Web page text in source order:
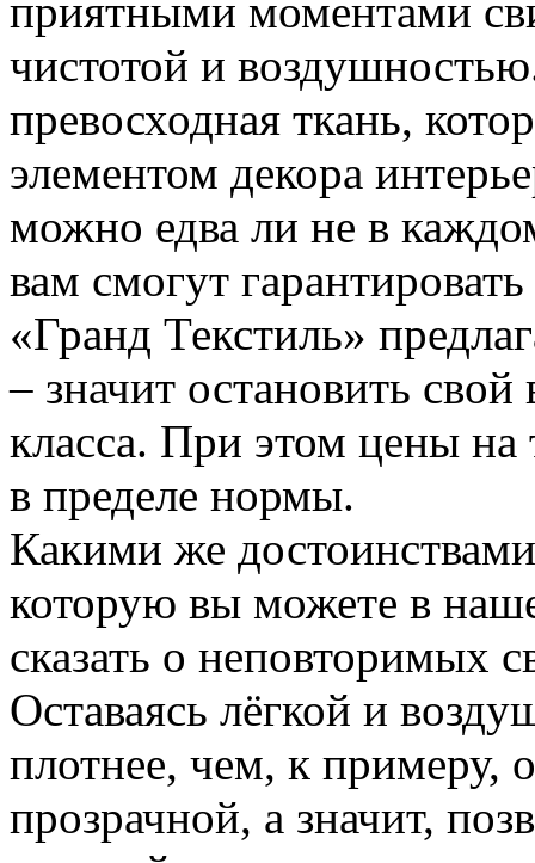
приятными моментами
чистотой и
превосходная ткань,
элементом декора
можно едва ли не в
вам смогут
«Гранд Текстиль»
– значит остановить
класса. При этом цены на
в пределе нормы.
Какими же
которую вы можете в
сказать о неповторимых
Оставаясь лёгкой и
плотнее, чем, к примеру,
прозрачной, а значит,